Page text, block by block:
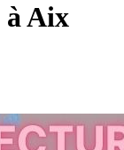
Aix